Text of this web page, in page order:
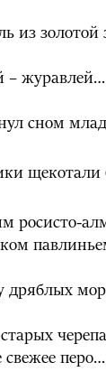
из золотой
– журавлей…
сном
щекотали
росисто-
дряблых
перо…